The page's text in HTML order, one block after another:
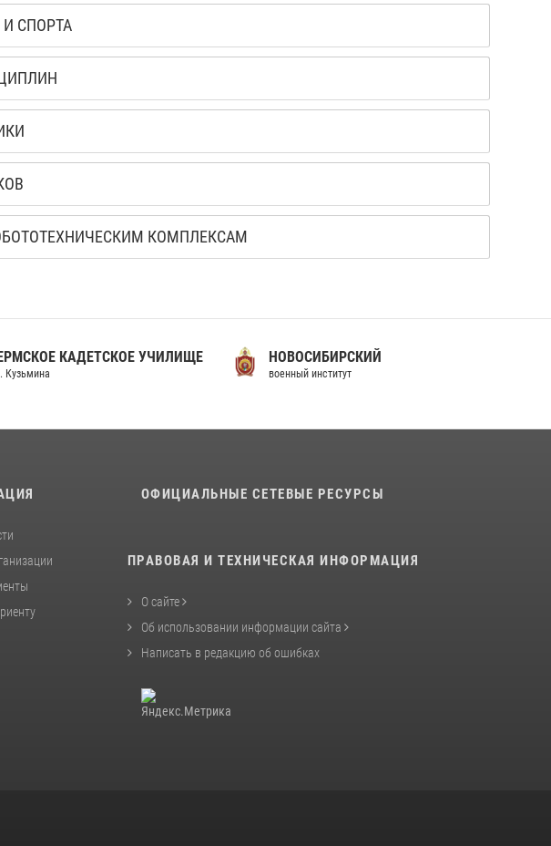
СПОРТА
КОМПЛЕКСАМ
КАДЕТСКОЕ УЧИЛИЩЕ
Кузьмина
НОВОСИБИРСКИЙ
военный институт
ОФИЦИАЛЬНЫЕ СЕТЕВЫЕ РЕСУРСЫ
ПРАВОВАЯ И ТЕХНИЧЕСКАЯ ИНФОРМАЦИЯ
О сайте
Об использовании информации сайта
Написать в редакцию об ошибках